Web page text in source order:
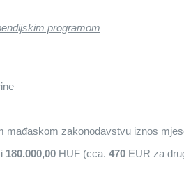
programom
mađaskom zakonodavstvu iznos
180.000,00 HUF (cca. 470 EUR za